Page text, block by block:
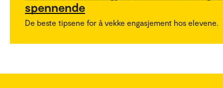
spennende
De beste tipsene for å vekke engasjement hos elevene.